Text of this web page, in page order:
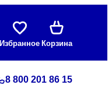
Избранное Корзина
8 800 201 86 15